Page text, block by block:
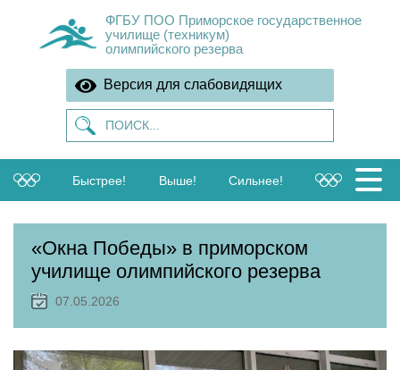
ФГБУ ПОО Приморское государственное
училище (техникум)
олимпийского резерва
Версия для слабовидящих
Быстрее! Выше! Сильнее!
«Окна Победы» в приморском
училище олимпийского резерва
07.05.2026